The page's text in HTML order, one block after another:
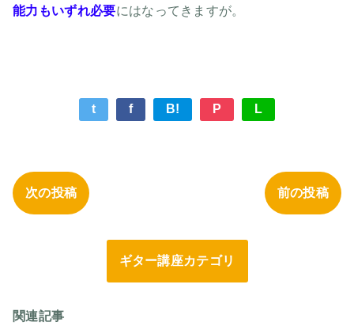
能力もいずれ必要にはなってきますが。
t f B! P L
次の投稿 前の投稿
ギター講座カテゴリ
関連記事